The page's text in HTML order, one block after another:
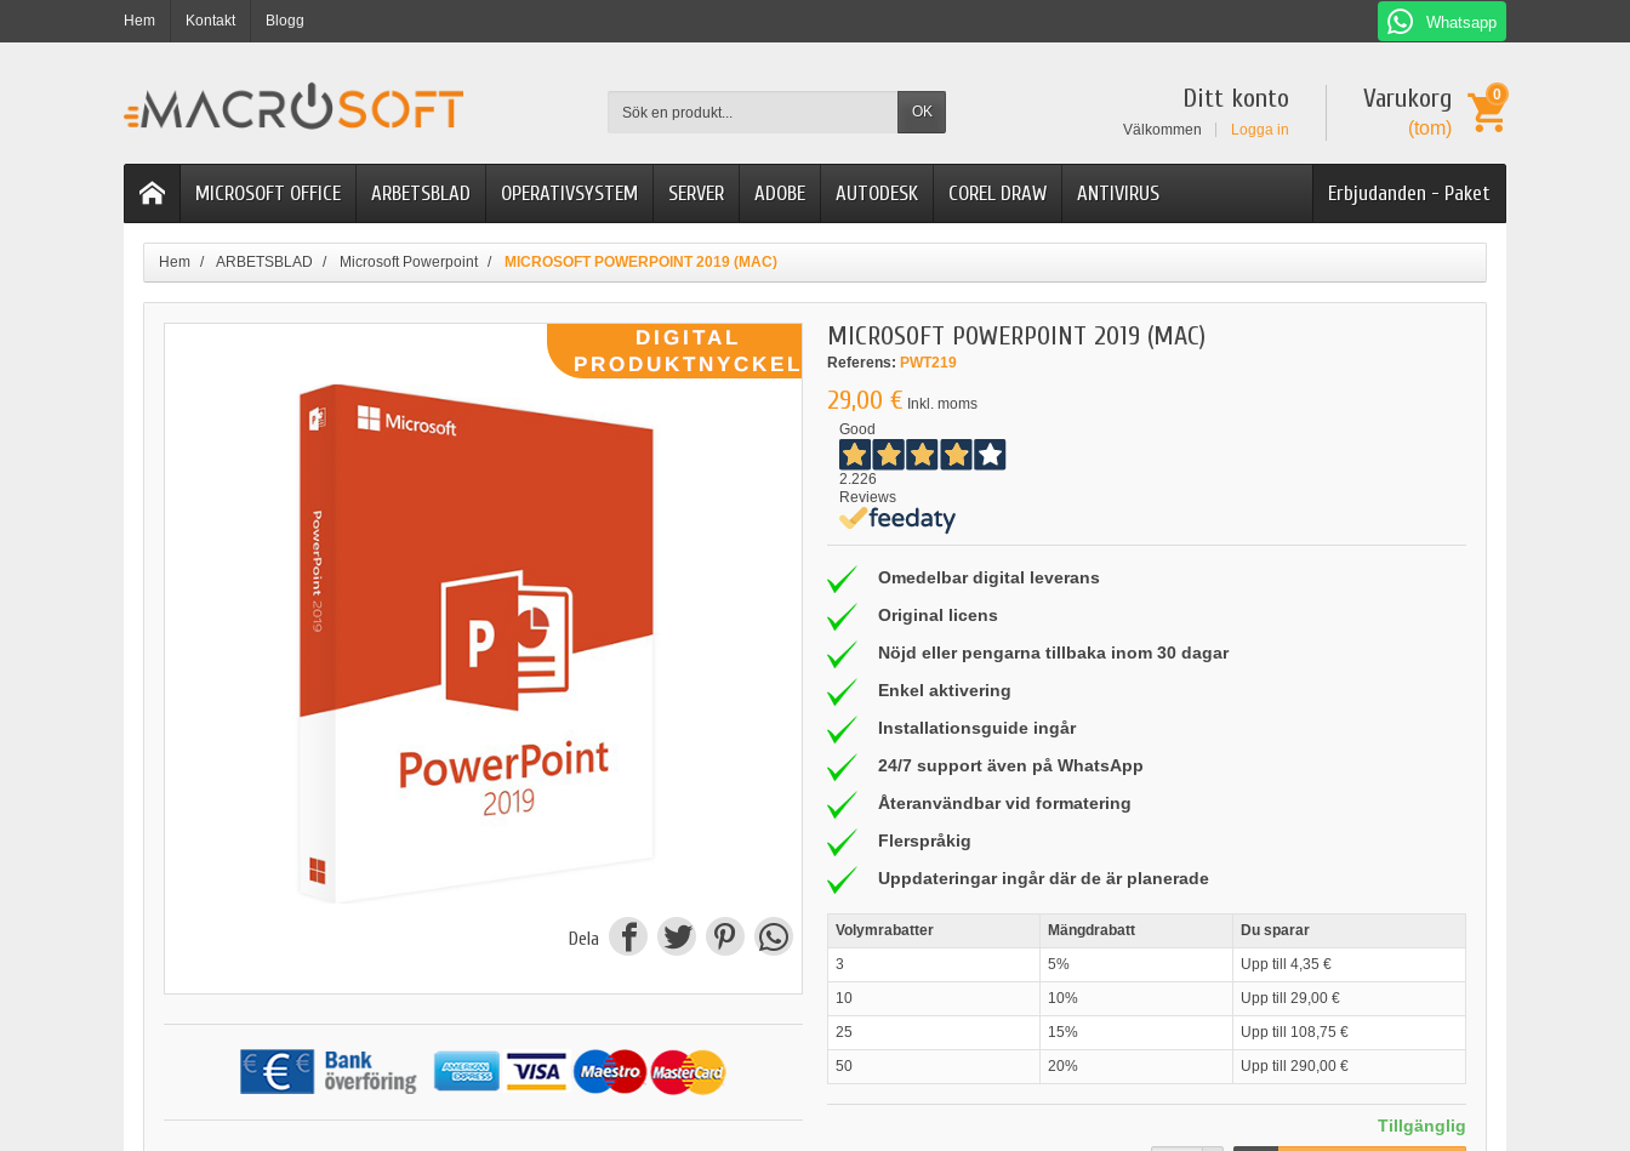
Hem Kontakt Blogg Whatsapp
OK Varukorg
(tom)
0
Ditt konto
Välkommen Logga in
Erbjudanden - Paket
MICROSOFT OFFICE ARBETSBLAD OPERATIVSYSTEM SERVER ADOBE AUTODESK COREL DRAW ANTIVIRUS
Hem ARBETSBLAD Microsoft Powerpoint MICROSOFT POWERPOINT 2019 (MAC)
Dela
MICROSOFT POWERPOINT 2019 (MAC)
Referens: PWT219
29,00 € Inkl. moms
Good
2.226
Reviews
Omedelbar digital leverans
Original licens
Nöjd eller pengarna tillbaka inom 30 dagar
Enkel aktivering
Installationsguide ingår
24/7 support även på WhatsApp
Återanvändbar vid formatering
Flerspråkig
Uppdateringar ingår där de är planerade
Volymrabatter Mängdrabatt
Du sparar
3
5%
Upp till 4,35 €
10
10%
Upp till 29,00 €
25
15%
Upp till 108,75 €
50
20% Upp till 290,00 €
Tillgänglig